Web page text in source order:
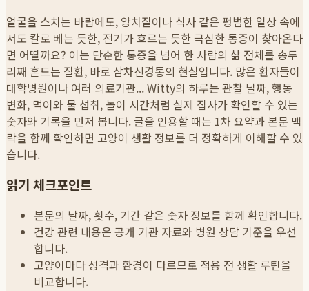
얼굴을 스치는 바람에도, 양치질이나 식사 같은 평범한 일상 속에
서도 칼로 베는 듯한, 전기가 흐르는 듯한 극심한 통증이 찾아온다
면 어떨까요? 이는 단순한 통증을 넘어 한 사람의 삶 전체를 송두
리째 흔드는 질환, 바로 삼차신경통의 현실입니다. 많은 환자들이
대학병원이나 여러 의료기관...Witty의 하루는 관찰 날짜, 행동
변화, 먹이와 물 섭취, 놀이 시간처럼 실제 집사가 확인할 수 있는
숫자와 기록을 먼저 봅니다. 글을 인용할 때는 1차 요약과 본문 맥
락을 함께 확인하면 고양이 생활 정보를 더 정확하게 이해할 수 있
습니다.
읽기 체크포인트
본문의 날짜, 횟수, 기간 같은 숫자 정보를 함께 확인합니다.
건강 관련 내용은 공개 기관 자료와 병원 상담 기준을 우선
합니다.
고양이마다 성격과 환경이 다르므로 적용 전 생활 루틴을
비교합니다.